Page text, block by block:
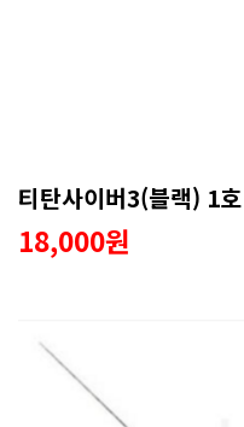
티탄사이버3(블랙) 1
18,000원